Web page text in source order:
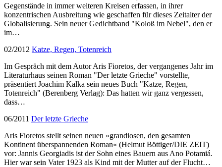
Gegenstände in immer weiteren Kreisen erfassen, in ihrer
konzentrischen Ausbreitung wie geschaffen für dieses Zeitalter der
Globalisierung. Sein neuer Gedichtband "Koloß im Nebel", den er
im…
02/2012 Katze, Regen, Totenreich
Im Gespräch mit dem Autor Aris Fioretos, der vergangenes Jahr im
Literaturhaus seinen Roman "Der letzte Grieche" vorstellte,
präsentiert Joachim Kalka sein neues Buch "Katze, Regen,
Totenreich" (Berenberg Verlag): Das hatten wir ganz vergessen,
dass…
06/2011 Der letzte Grieche
Aris Fioretos stellt seinen neuen »grandiosen, den gesamten
Kontinent überspannenden Roman« (Helmut Böttiger/DIE ZEIT)
vor: Jannis Georgiadis ist der Sohn eines Bauern aus Ano Potamiá.
Hier war sein Vater 1923 als Kind mit der Mutter auf der Flucht…